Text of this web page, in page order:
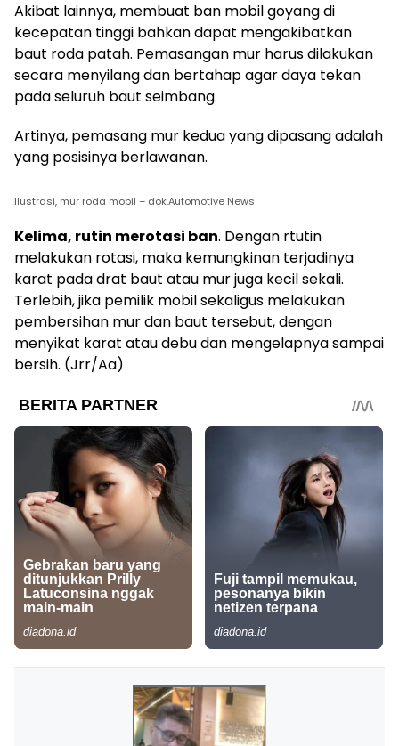
Akibat lainnya, membuat ban mobil goyang di
kecepatan tinggi bahkan dapat mengakibatkan
baut roda patah. Pemasangan mur harus dilakukan
secara menyilang dan bertahap agar daya tekan
pada seluruh baut seimbang.
Artinya, pemasang mur kedua yang dipasang adalah
yang posisinya berlawanan.
Ilustrasi, mur roda mobil – dok.Automotive News
Kelima, rutin merotasi ban. Dengan rtutin
melakukan rotasi, maka kemungkinan terjadinya
karat pada drat baut atau mur juga kecil sekali.
Terlebih, jika pemilik mobil sekaligus melakukan
pembersihan mur dan baut tersebut, dengan
menyikat karat atau debu dan mengelapnya sampai
bersih. (Jrr/Aa)